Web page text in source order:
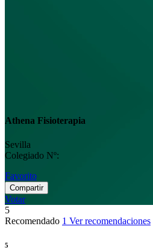
Athena Fisioterapia
Sevilla
Colegiado Nº:
Favorito
Compartir
Votar
5
Recomendado 1 Ver recomendaciones
5